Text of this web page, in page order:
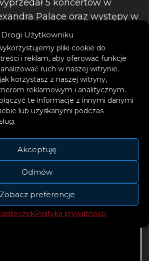
Drogi Użytkowniku
pliki cookie do
i reklam, aby oferować funkcje
ruch w naszej witrynie.
korzystasz z naszej witryny,
reklamowym i analitycznym.
te informacje z innymi danymi
lub uzyskanymi podczas
Akceptuję
Odmów
Zobacz preferencje
Polityka prywatności
5 koncertów w
Palace oraz występy w
Jorku i Los Angeles.